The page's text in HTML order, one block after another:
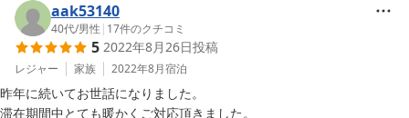
aak53140
40代/男性 | 17件のクチコミ
5 2022年8月26日投稿
レジャー 家族 2022年8月宿泊
昨年に続いてお世話になりました。
滞在期間中とても暖かくご対応頂きました。